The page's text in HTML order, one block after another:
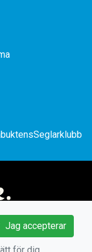
Jag accepterar